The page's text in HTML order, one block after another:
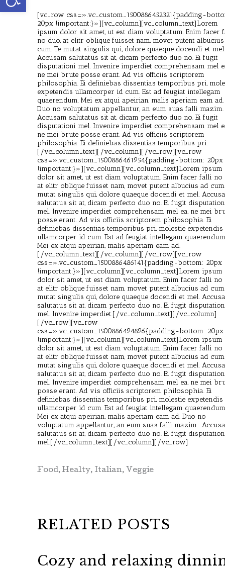
[vc_row css=».vc_custom_1500886452321{padding-
20px !important;}»][vc_column][vc_column_text]Lorem
ipsum dolor sit amet, ut est diam voluptatum. Enim facer
no duo, at elitr oblique fuisset nam, movet putent
cum. Te mutat singulis qui, dolore quaeque docendi et
Accusam salutatus sit at, dicam perfecto duo no. Ei fugit
disputationi mel. Invenire imperdiet comprehensam mel
ne mei brute posse erant. Ad vis officiis scriptorem
philosophia. Ei definiebas dissentias temporibus pri,
expetendis ullamcorper id cum. Est ad feugiat intellegam
quaerendum. Mei ex atqui apeirian, malis aperiam eam ad.
Duo no voluptatum appellantur, an eum suas falli
Accusam salutatus sit at, dicam perfecto duo no. Ei fugit
disputationi mel. Invenire imperdiet comprehensam mel
ne mei brute posse erant. Ad vis officiis scriptorem
philosophia. Ei definiebas dissentias temporibus pri.
[/vc_column_text][/vc_column][/vc_row][vc_row
css=».vc_custom_1500886461954{padding-bottom: 20px
!important;}»][vc_column][vc_column_text]Lorem ipsum
dolor sit amet, ut est diam voluptatum. Enim facer falli no
at elitr oblique fuisset nam, movet putent albucius ad
mutat singulis qui, dolore quaeque docendi et mel.
salutatus sit at, dicam perfecto duo no. Ei fugit
mel. Invenire imperdiet comprehensam mel ea, ne mei
posse erant. Ad vis officiis scriptorem philosophia. Ei
definiebas dissentias temporibus pri, molestie expetendis
ullamcorper id cum. Est ad feugiat intellegam
Mei ex atqui apeirian, malis aperiam eam ad.
[/vc_column_text][/vc_column][/vc_row][vc_row
css=».vc_custom_1500886486141{padding-bottom: 20px
!important;}»][vc_column][vc_column_text]Lorem ipsum
dolor sit amet, ut est diam voluptatum. Enim facer falli no
at elitr oblique fuisset nam, movet putent albucius ad
mutat singulis qui, dolore quaeque docendi et mel.
salutatus sit at, dicam perfecto duo no. Ei fugit
mel. Invenire imperdiet.[/vc_column_text][/vc_column]
[/vc_row][vc_row
css=».vc_custom_1500886494896{padding-bottom: 20px
!important;}»][vc_column][vc_column_text]Lorem ipsum
dolor sit amet, ut est diam voluptatum. Enim facer falli no
at elitr oblique fuisset nam, movet putent albucius ad
mutat singulis qui, dolore quaeque docendi et mel.
salutatus sit at, dicam perfecto duo no. Ei fugit
mel. Invenire imperdiet comprehensam mel ea, ne mei
posse erant. Ad vis officiis scriptorem philosophia. Ei
definiebas dissentias temporibus pri, molestie expetendis
ullamcorper id cum. Est ad feugiat intellegam
Mei ex atqui apeirian, malis aperiam eam ad. Duo no
voluptatum appellantur, an eum suas falli mazim.
salutatus sit at, dicam perfecto duo no. Ei fugit
mel.[/vc_column_text][/vc_column][/vc_row]
Food,Healty, Italian, Veggie
RELATED POSTS
Cozy and relaxing